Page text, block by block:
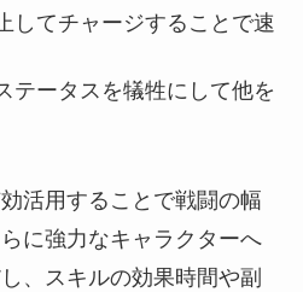
してチャージすることで速
テータスを犠牲にして他を
活用することで戦闘の幅
に強力なキャラクターへ
、スキルの効果時間や副